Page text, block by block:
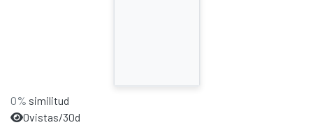
0% similitud
0vistas/30d